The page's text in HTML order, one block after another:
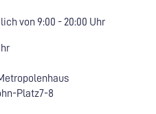
von 9:00 - 20:00 Uhr
Platz7-8